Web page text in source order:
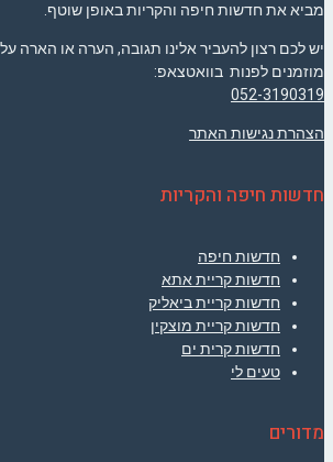
מביא את חדשות חיפה והקריות באופן שוטף.
יש לכם רצון להעביר אלינו תגובה, הערה או הארה
מוזמנים לפנות בוואטצאפ:
052-3190319
הצהרת נגישות האתר
חדשות חיפה והקריות
חדשות חיפה
חדשות קריית אתא
חדשות קריית ביאליק
חדשות קריית מוצקין
חדשות קרית ים
טעים לי
מדורים